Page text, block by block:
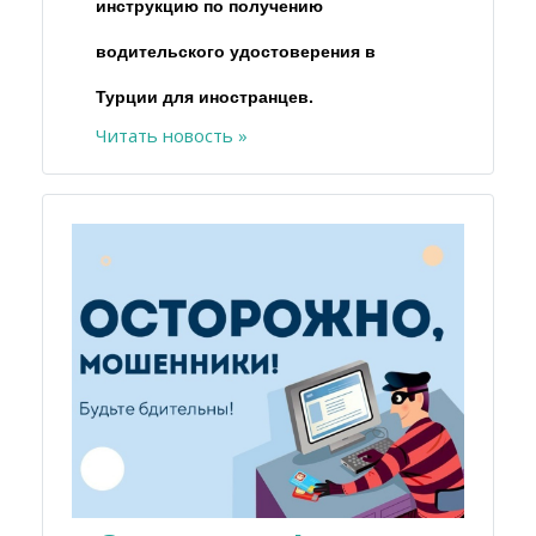
инструкцию по получению
водительского удостоверения в
Турции для иностранцев.
Читать новость »